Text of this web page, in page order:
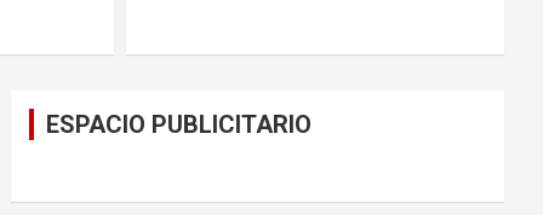
ESPACIO PUBLICITARIO